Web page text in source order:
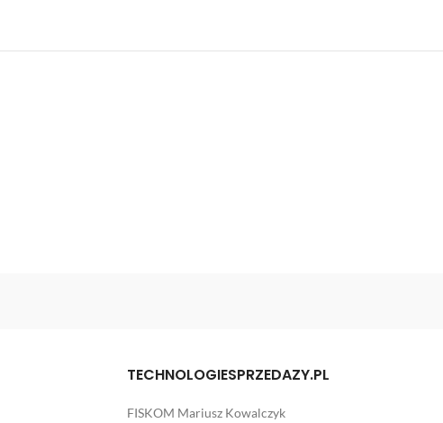
TECHNOLOGIESPRZEDAZY.PL
FISKOM Mariusz Kowalczyk